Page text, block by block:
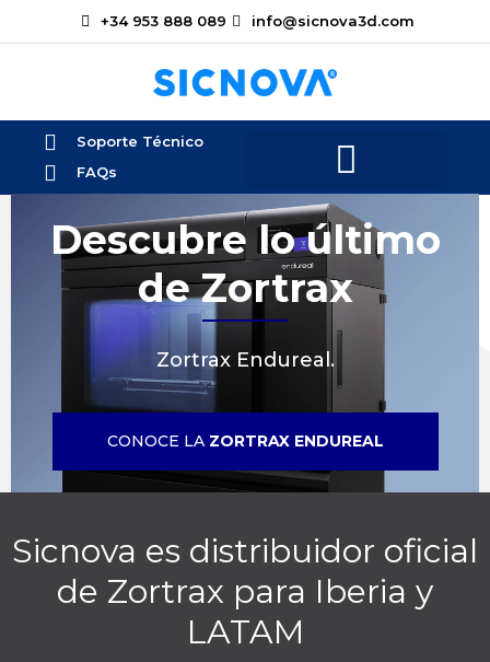
+34 953 888 089 info@sicnova3d.com
Soporte Técnico
FAQs
Descubre lo último
de Zortrax
Zortrax Endureal.
CONOCE LA ZORTRAX ENDUREAL
Sicnova es distribuidor oficial
de Zortrax para Iberia y
LATAM